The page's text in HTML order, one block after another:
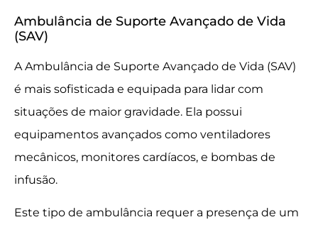
Ambulância de Suporte Avançado de Vida
(SAV)
A Ambulância de Suporte Avançado de Vida (SAV)
é mais sofisticada e equipada para lidar com
situações de maior gravidade. Ela possui
equipamentos avançados como ventiladores
mecânicos, monitores cardíacos, e bombas de
infusão.
Este tipo de ambulância requer a presença de um